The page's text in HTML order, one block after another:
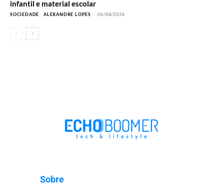
infantil e material escolar
SOCIEDADE ALEXANDRE LOPES - 06/08/2026
Sobre